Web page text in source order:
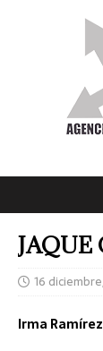
JAQUE
16
Irma